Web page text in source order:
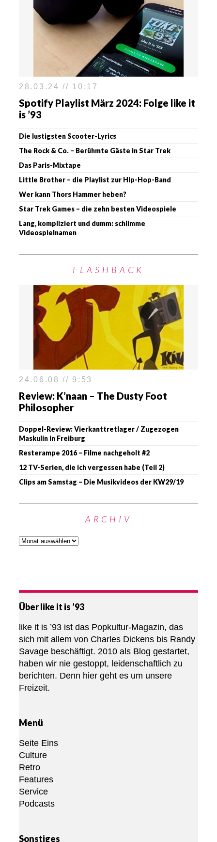
28.03.24 // 10:17
Spotify Playlist März 2024: Folge like it
is ’93
Die lustigsten Scooter-Lyrics
The Rock & Co. – Berühmte Gäste in Star Trek
Das Paris-Mixtape
Little Brother – die Playlist zur Hip-Hop-Band
Wer kann Thors Hammer heben?
Star Trek Games – die zehn besten Videospiele
Lang, kompliziert und dumm: schlimme
Videospielnamen
FLASHBACK
24.06.08 // 9:53
Review: K’naan – The Dusty Foot
Philosopher
Doppel-Review: Vierkanttretlager / Zugezogen
Maskulin in Freiburg
Resterampe 2016 – Filme nachgeholt #2
12 TV-Serien, die ich vergessen habe (Teil 2)
Clips am Samstag – Die Musikvideos der KW29/19
ARCHIV
Über like it is ’93
like it is ’93 ist das Popkultur-Magazin, das
sich mit allem von Charles Dickens bis Randy
Savage beschäftigt. 2010 als Blog gestartet,
haben wir nie gestoppt, leidenschaftlich zu
berichten. Denn hier geht es um unsere
Freizeit.
Menü
Seite Eins
Culture
Retro
Features
Service
Podcasts
Sonstiges